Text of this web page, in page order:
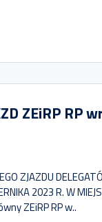
ZEiRP RP
ZJAZDU
2023 R. W
ZEiRP RP w..